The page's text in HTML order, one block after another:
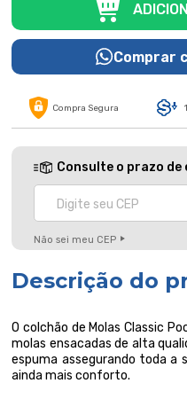
Comprar
Compra Segura
Consulte o prazo de
Não sei meu CEP
Descrição do
O colchão de Molas Classic
molas ensacadas de alta
espuma assegurando toda a
ainda mais conforto.